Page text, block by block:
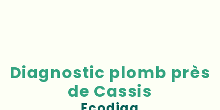
Diagnostic plomb près
de Cassis